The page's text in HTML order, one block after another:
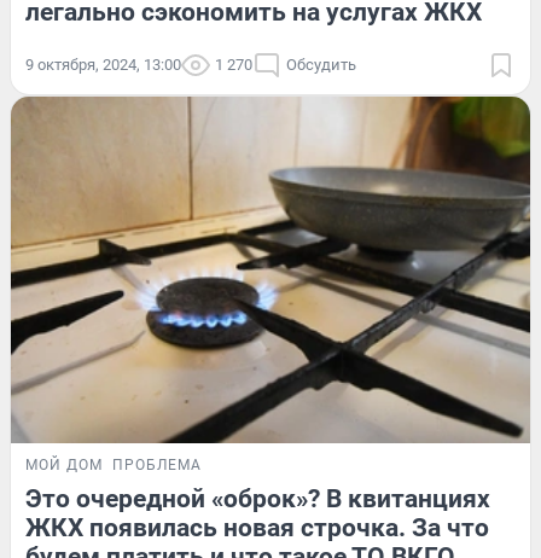
легально сэкономить на услугах ЖКХ
9 октября, 2024, 13:00 1 270 Обсудить
МОЙ ДОМ ПРОБЛЕМА
Это очередной «оброк»? В квитанциях
ЖКХ появилась новая строчка. За что